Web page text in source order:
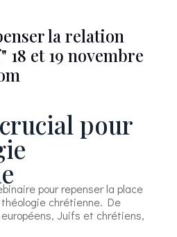
la relation
et 19 novembre
pour
pour repenser la place
chrétienne. De
Juifs et chrétiens,